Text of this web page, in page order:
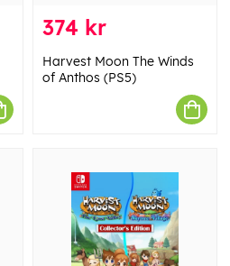
374 kr
Harvest Moon The Winds
of Anthos (PS5)